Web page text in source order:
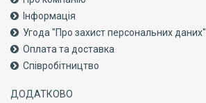
Інформація
Угода "Про захист персональних даних"
Оплата та доставка
Співробітництво
ДОДАТКОВО